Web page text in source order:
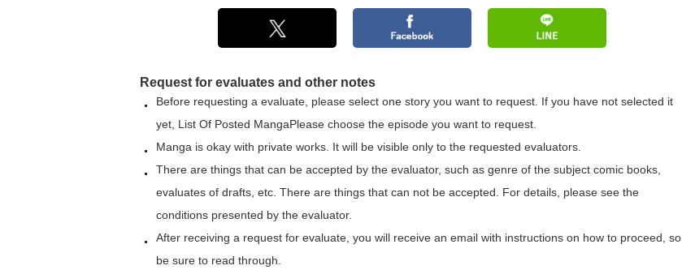
Request for evaluates and other notes
Before requesting a evaluate, please select one story you want to request. If you have not selected it
yet, List Of Posted MangaPlease choose the episode you want to request.
Manga is okay with private works. It will be visible only to the requested evaluators.
There are things that can be accepted by the evaluator, such as genre of the subject comic books,
evaluates of drafts, etc. There are things that can not be accepted. For details, please see the
conditions presented by the evaluator.
After receiving a request for evaluate, you will receive an email with instructions on how to proceed, so
be sure to read through.